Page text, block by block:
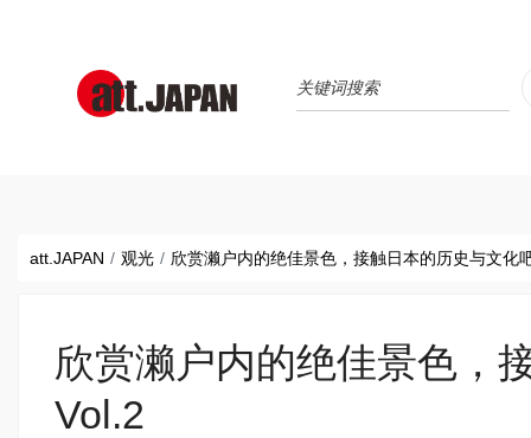
att.JAPAN 观光 欣赏濑户内的绝佳景色，接触日本的历史与文化
欣赏濑户内的绝佳景色，
Vol.2